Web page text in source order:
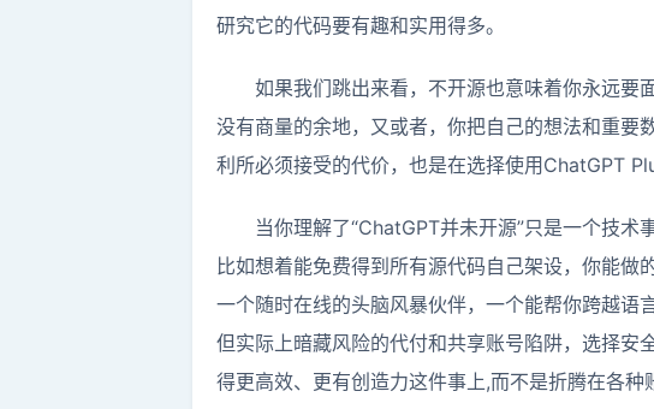
研究它的代码要有趣和实用得多。
如果我们跳出来看，不开源也意味着你永远要
没有商量的余地，又或者，你把自己的想法和重要
利所必须接受的代价，也是在选择使用ChatGPT
当你理解了“ChatGPT并未开源”只是一个技术
比如想着能免费得到所有源代码自己架设，你能做
一个随时在线的头脑风暴伙伴，一个能帮你跨越语
但实际上暗藏风险的代付和共享账号陷阱，选择
得更高效、更有创造力这件事上,而不是折腾在各种